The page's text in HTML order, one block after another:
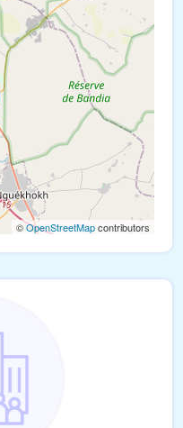
©OpenStreetMapcontributors